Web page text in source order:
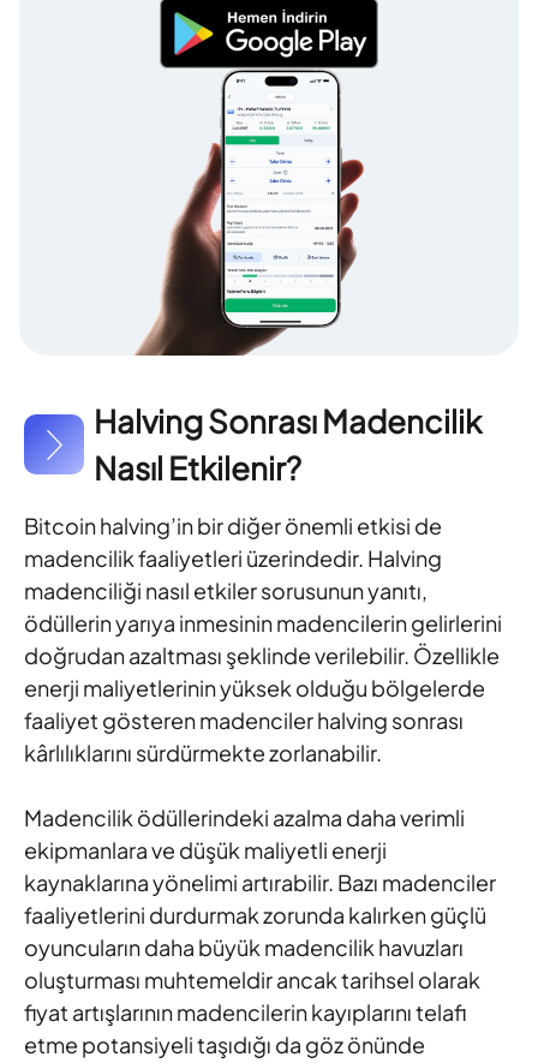
Halving Sonrası Madencilik
Nasıl Etkilenir?
Bitcoin halving’in bir diğer önemli etkisi de
madencilik faaliyetleri üzerindedir. Halving
madenciliği nasıl etkiler sorusunun yanıtı,
ödüllerin yarıya inmesinin madencilerin gelirlerini
doğrudan azaltması şeklinde verilebilir. Özellikle
enerji maliyetlerinin yüksek olduğu bölgelerde
faaliyet gösteren madenciler halving sonrası
kârlılıklarını sürdürmekte zorlanabilir.
Madencilik ödüllerindeki azalma daha verimli
ekipmanlara ve düşük maliyetli enerji
kaynaklarına yönelimi artırabilir. Bazı madenciler
faaliyetlerini durdurmak zorunda kalırken güçlü
oyuncuların daha büyük madencilik havuzları
oluşturması muhtemeldir ancak tarihsel olarak
fiyat artışlarının madencilerin kayıplarını telafi
etme potansiyeli taşıdığı da göz önünde